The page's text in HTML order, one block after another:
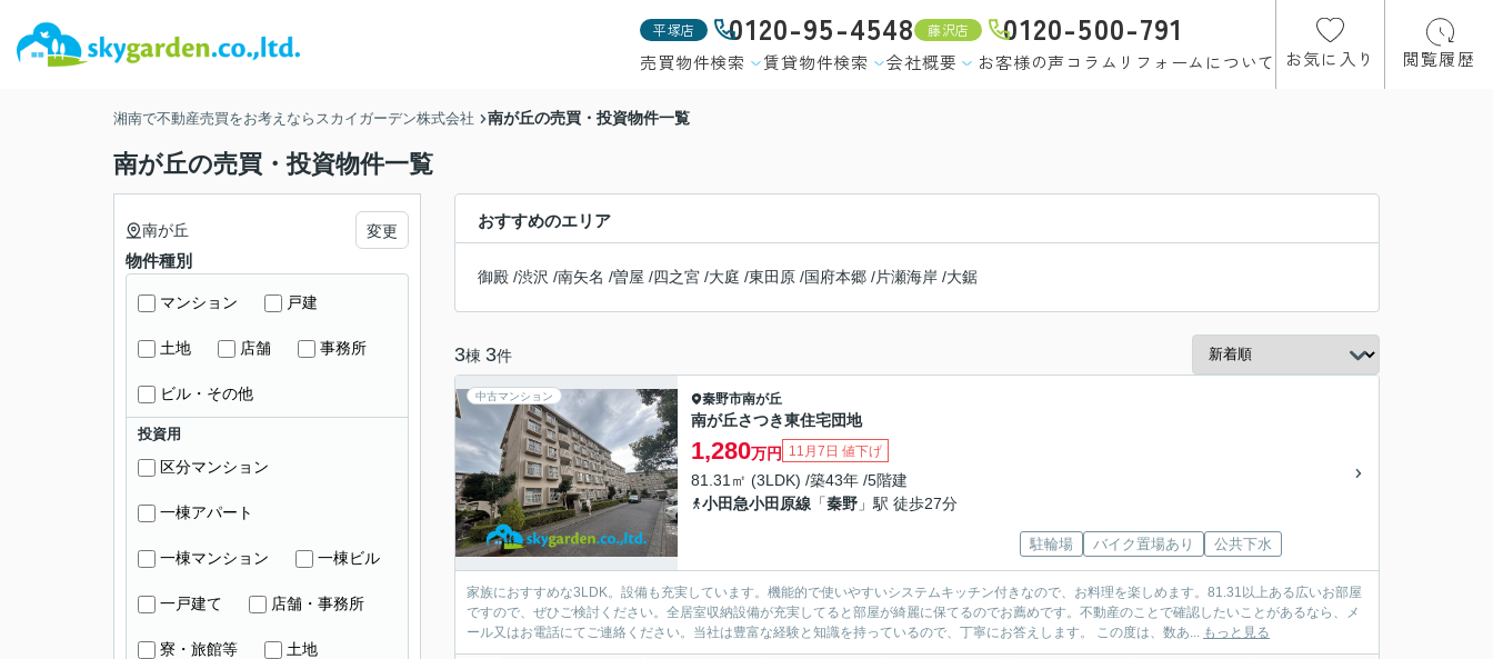
平塚店 0120-95-4548 藤沢店 0120-500-791
売買物件検索 賃貸物件検索 会社概要 お客様の声コラム リフォームについて お気に入り 閲覧履歴
湘南で不動産売買をお考えならスカイガーデン株式会社 南が丘の売買・投資物件一覧
南が丘の売買・投資物件一覧
おすすめのエリア
御殿 /渋沢 /南矢名 /曽屋 /四之宮 /大庭 /東田原 /国府本郷 /片瀬海岸 /大鋸
3棟 3件
中古マンション 秦野市南が丘
南が丘さつき東住宅団地
1,280万円 11月7日 値下げ
81.31㎡ (3LDK) /築43年 /5階建
小田急小田原線 「秦野 」駅 徒歩27分
駐輪場 バイク置場あり 公共下水
家族におすすめな3LDK。設備も充実しています。機能的で使いやすいシステムキッチン付きなので、お料理を楽しめます。81.31以上ある広いお部屋
ですので、ぜひご検討ください。全居室収納設備が充実してると部屋が綺麗に保てるのでお薦めです。不動産のことで確認したいことがあるなら、メ
ール又はお電話にてご連絡ください。当社は豊富な経験と知識を持っているので、丁寧にお答えします。 この度は、数あ... もっと見る
南が丘 変更
物件種別
マンション 戸建
土地 店舗 事務所
ビル・その他
投資用
区分マンション
一棟アパート
一棟マンション 一棟ビル
一戸建て 店舗・事務所
寮・旅館等 土地